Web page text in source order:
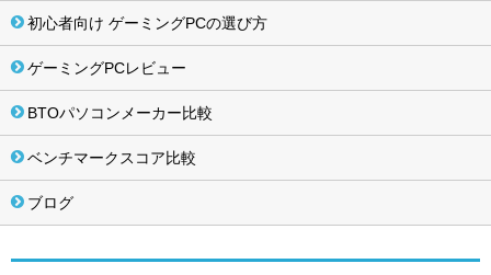
初心者向け ゲーミングPCの選び方
ゲーミングPCレビュー
BTOパソコンメーカー比較
ベンチマークスコア比較
ブログ